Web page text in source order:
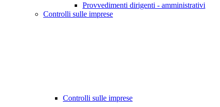
Provvedimenti dirigenti - amministrativi
Controlli sulle imprese
Controlli sulle imprese